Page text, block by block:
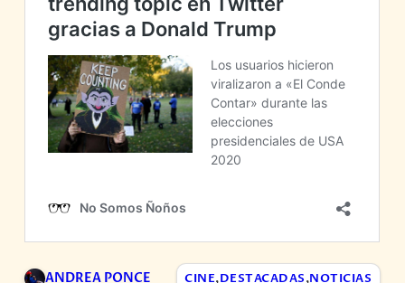
ANDREA PONCE CINE,DESTACADAS,NOTICIAS